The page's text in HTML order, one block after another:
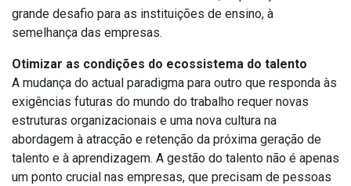
grande desafio para as instituições de ensino, à
semelhança das empresas.
Otimizar as condições do ecossistema do talento
A mudança do actual paradigma para outro que responda às
exigências futuras do mundo do trabalho requer novas
estruturas organizacionais e uma nova cultura na
abordagem à atracção e retenção da próxima geração de
talento e à aprendizagem. A gestão do talento não é apenas
um ponto crucial nas empresas, que precisam de pessoas